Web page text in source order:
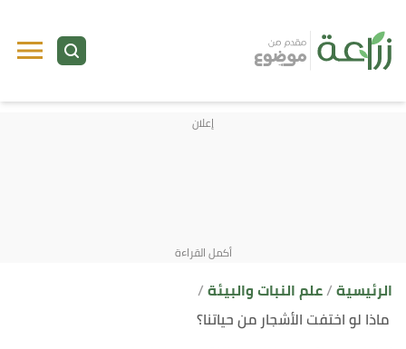
الرئيسية علم النبات والبيئة
ماذا لو اختفت الأشجار من حياتنا؟